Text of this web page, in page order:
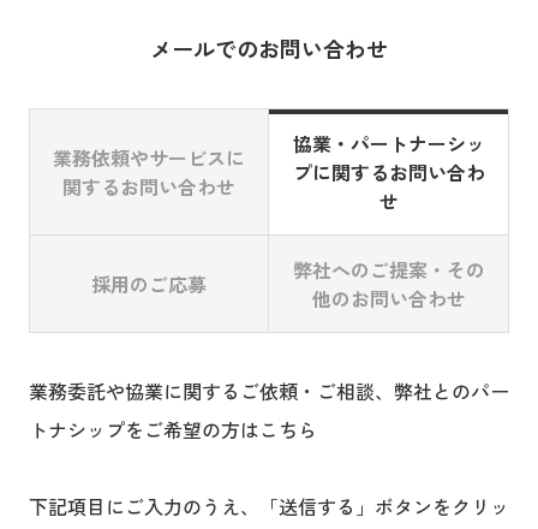
メールでのお問い合わせ
業務依頼やサービスに
関するお問い合わせ
協業・パートナーシッ
プに関するお問い合わ
せ
採用のご応募
弊社へのご提案・その
他のお問い合わせ
業務委託や協業に関するご依頼・ご相談、弊社とのパー
トナシップをご希望の方はこちら
下記項目にご入力のうえ、「送信する」ボタンをクリッ